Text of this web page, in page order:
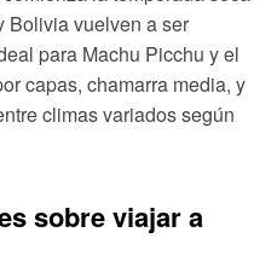
Bolivia vuelven a ser
para Machu Picchu y el
capas, chamarra media, y
climas variados según
sobre viajar a